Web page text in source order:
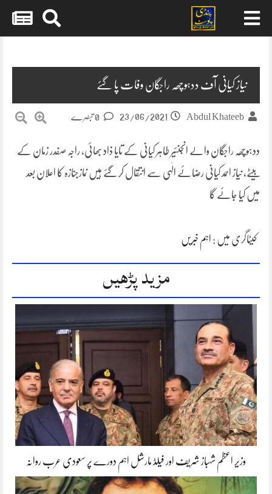
نیاز کیانی آف ددہوچھہ راجگان وفات پا گئے
Abdul Khateeb
23/06/2021
ددہوچھہ راجگان والے انجنئیر طاہر کیانی کے تایا ذاد بھائی، راجہ صفدر زمان کے
بیٹے، نیاز احمد کیانی رضائے الٰہی سے انتقال کر گئے ہیں نمازجنازہ کا اعلان بعد
میں کیا جائے گا
کیٹاگری میں : اہم خبریں
مزید پڑھیں
وزیر اعظم شہباز شریف اور فیلڈ مارشل اہم دورے پر سعودی عرب روانہ